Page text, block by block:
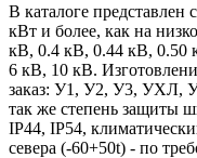
В каталоге
кВт и более, как на
кВ, 0.4 кВ, 0.44 кВ, 0.50
6 кВ, 10 кВ.
заказ: У1, У2, У3,
так же степень защиты
IP44, IP54,
севера (-60+50t) - по